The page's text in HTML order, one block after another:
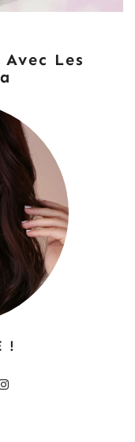
Les
!